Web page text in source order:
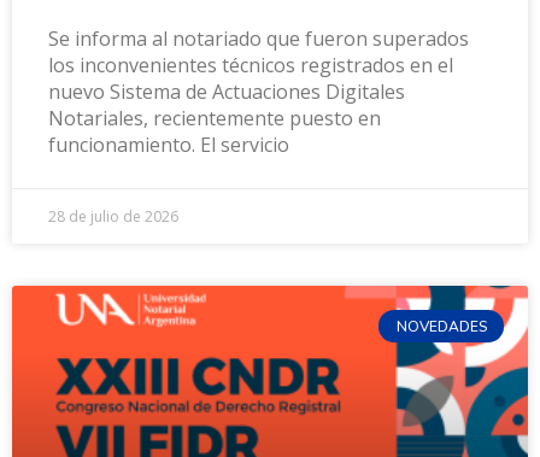
Se informa al notariado que fueron superados
los inconvenientes técnicos registrados en el
nuevo Sistema de Actuaciones Digitales
Notariales, recientemente puesto en
funcionamiento. El servicio
28 de julio de 2026
NOVEDADES